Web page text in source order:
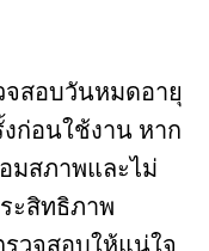
จสอบวันหมดอายุ
ก่อนใช้งาน หาก
มสภาพและไม่
ะสิทธิภาพ
รวจสอบให้แน่ใจ